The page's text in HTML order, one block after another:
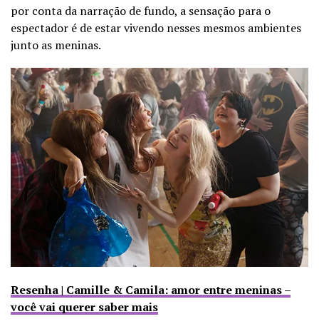
por conta da narração de fundo, a sensação para o
espectador é de estar vivendo nesses mesmos ambientes
junto as meninas.
Resenha | Camille & Camila: amor entre meninas –
você vai querer saber mais